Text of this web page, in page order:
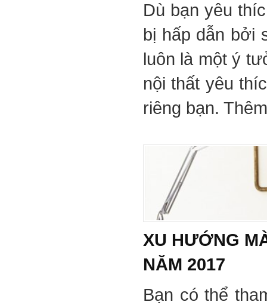
Dù bạn yêu
bị hấp dẫn bởi
luôn là một ý
nội thất yêu
riêng bạn.
XU HƯỚNG
NĂM 2017
Bạn có thể